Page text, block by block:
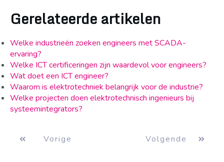
Gerelateerde artikelen
Welke industrieën zoeken engineers met SCADA-
ervaring?
Welke ICT certificeringen zijn waardevol voor engineers?
Wat doet een ICT engineer?
Waarom is elektrotechniek belangrijk voor de industrie?
Welke projecten doen elektrotechnisch ingenieurs bij
systeemintegrators?
Vorige Volgende